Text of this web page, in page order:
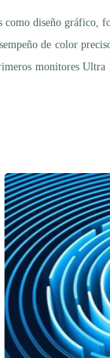
diseño gráfico,
de color
monitores